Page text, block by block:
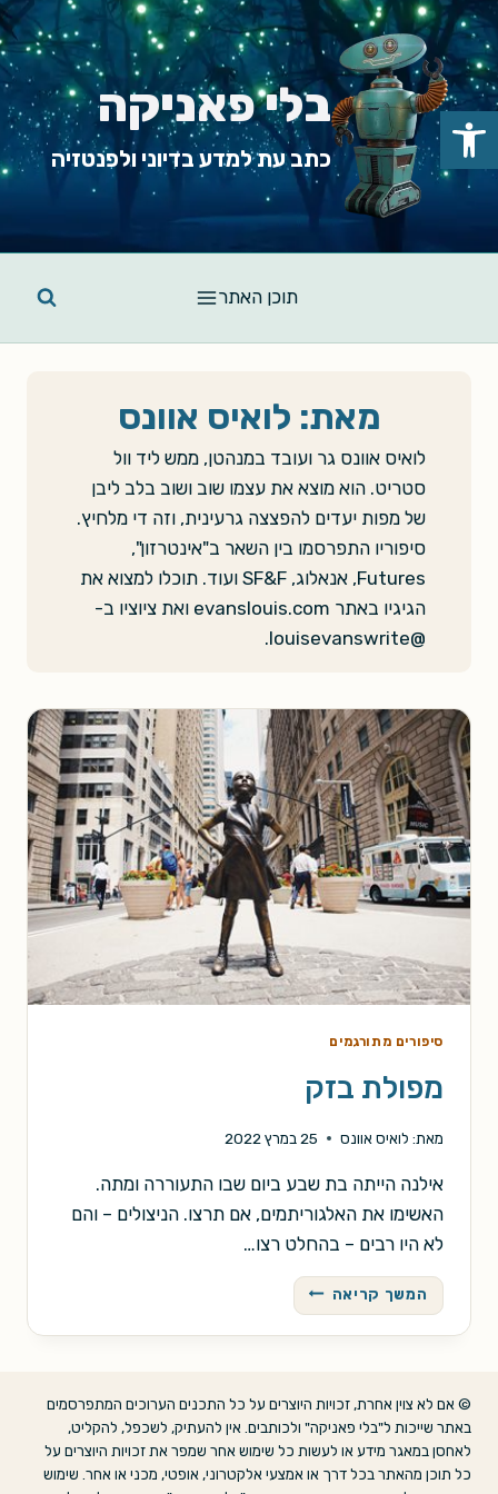
Skip
to
content
בלי פאניקה
כתב עת למדע בדיוני ולפנטזיה
תוכן האתר
מאת: לואיס אוונס
לואיס אוונס גר ועובד במנהטן, ממש ליד וול
סטריט. הוא מוצא את עצמו שוב ושוב בלב ליבן
של מפות יעדים להפצצה גרעינית, וזה די מלחיץ.
סיפוריו התפרסמו בין השאר ב"אינטרזון",
Futures, אנאלוג, SF&F ועוד. תוכלו למצוא את
הגיגיו באתר evanslouis.com ואת ציוציו ב-
@louisevanswrite.
סיפורים מתורגמים
מפולת בזק
מאת: לואיס אוונס 25 במרץ 2022
אילנה הייתה בת שבע ביום שבו התעוררה ומתה.
האשימו את האלגוריתמים, אם תרצו. הניצולים – והם
לא היו רבים – בהחלט רצו…
המשך קריאה מפולת
בזק
© אם לא צוין אחרת, זכויות היוצרים על כל התכנים הערוכים המתפרסמים
באתר שייכות ל"בלי פאניקה" ולכותבים. אין להעתיק, לשכפל, להקליט,
לאחסן במאגר מידע או לעשות כל שימוש אחר שמפר את זכויות היוצרים על
כל תוכן מהאתר בכל דרך או אמצעי אלקטרוני, אופטי, מכני או אחר. שימוש
פתח סרגל נגישות